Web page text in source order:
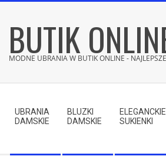
contentBUTIK
MODNE UBRANIA W BUTIK ONLINE -
Menu
UBRANIA
DAMSKIE
BLUZKI
DAMSKIE
ELEGANCKIE
SUKIENKI